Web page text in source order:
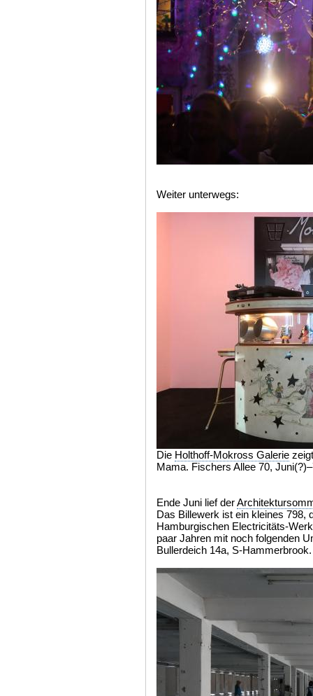
Weiter unterwegs:
Die Holthoff-Mokross Galerie
Mama. Fischers Allee 70,
Ende Juni lief der
Das Billewerk ist ein kleines 798,
Hamburgischen Electricitäts-
paar Jahren mit noch folgenden
Bullerdeich 14a, S-Hammerbrook.